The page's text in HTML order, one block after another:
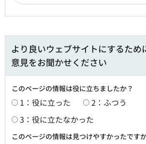
より良いウェブサイトにするため
意見をお聞かせください
このページの情報は役に立ちましたか？
1：役に立った
2：ふつう
3：役に立たなかった
このページの情報は見つけやすかったです